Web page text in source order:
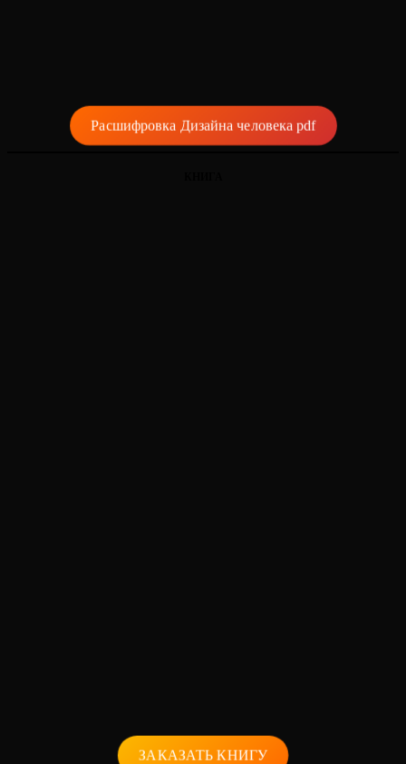
Расшифровка Дизайна человека pdf
ЗАКАЗАТЬ КНИГУ